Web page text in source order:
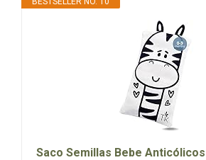
Saco Semillas Bebe